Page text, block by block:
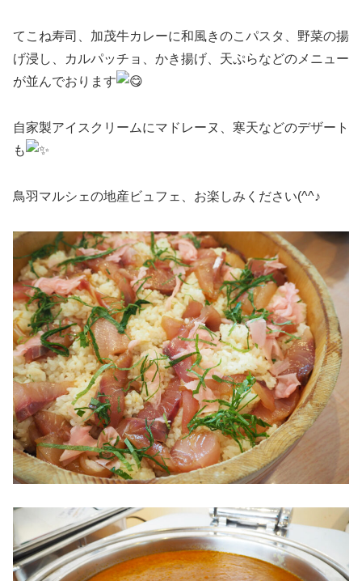
てこね寿司、加茂牛カレーに和風きのこパスタ、野菜の揚
げ浸し、カルパッチョ、かき揚げ、天ぷらなどのメニュー
が並んでおります
自家製アイスクリームにマドレーヌ、寒天などのデザート
も
鳥羽マルシェの地産ビュフェ、お楽しみください(^^♪